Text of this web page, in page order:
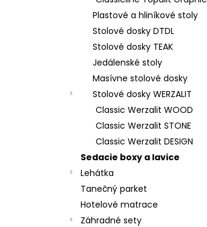
Plastové a hliníkové stoly
Stolové dosky DTDL
Stolové dosky TEAK
Jedálenské stoly
Masívne stolové dosky
Stolové dosky WERZALIT
Classic Werzalit WOOD
Classic Werzalit STONE
Classic Werzalit DESIGN
Sedacie boxy a lavice
Lehátka
Tanečný parket
Hotelové matrace
Záhradné sety